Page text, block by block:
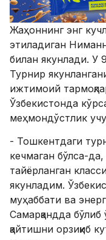
Жаҳоннинг энг
этиладиган
билан якунлади. У
Турнир
ижтимоий
Ўзбекистонда
меҳмондўстлик
- Тошкентдаги
кечмаган бўлса-
тайёрланган
якунладим.
муҳаббати ва
Самарқандда
қайтишни орзиқиб